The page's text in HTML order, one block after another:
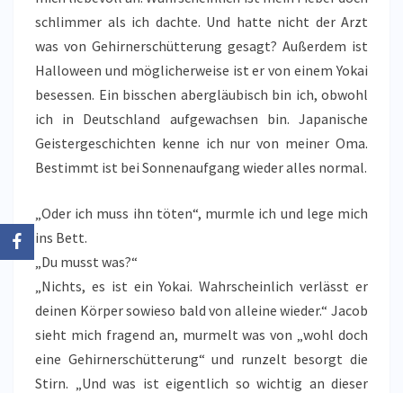
schlimmer als ich dachte. Und hatte nicht der Arzt
was von Gehirnerschütterung gesagt? Außerdem ist
Halloween und möglicherweise ist er von einem Yokai
besessen. Ein bisschen abergläubisch bin ich, obwohl
ich in Deutschland aufgewachsen bin. Japanische
Geistergeschichten kenne ich nur von meiner Oma.
Bestimmt ist bei Sonnenaufgang wieder alles normal.
„Oder ich muss ihn töten“, murmle ich und lege mich
ins Bett.
„Du musst was?“
„Nichts, es ist ein Yokai. Wahrscheinlich verlässt er
deinen Körper sowieso bald von alleine wieder.“ Jacob
sieht mich fragend an, murmelt was von „wohl doch
eine Gehirnerschütterung“ und runzelt besorgt die
Stirn. „Und was ist eigentlich so wichtig an dieser